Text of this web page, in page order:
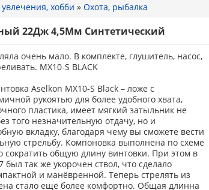
хобби »Охота, рыбалка
22Дж 4,5Мм Синтетический
очень мало. В комплекте, глушитель, насос,
MX10-S BLACK
Aselkon MX10-S Black – ложе c
рукоятью для более удобного хвата,
пластика, имеет мягкий затыльник не
того незначительную отдачу, но и
вкладку, благодаря чему вы сможете вести
стрельбу. Компоновка выполнена по схеме
сократить общую длину винтовки. При этом в
так же укорочен ствол, что сделало
и манёвренной. Теперь стрелять из
стало ещё более комфортно. Общая длинна